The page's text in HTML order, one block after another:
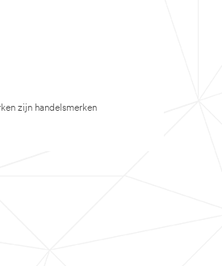
zijn handelsmerken